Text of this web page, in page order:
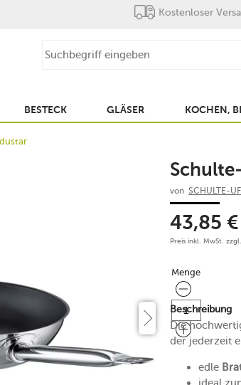
Kostenloser
BESTECK GLÄSER KOCHEN,
von SCHULTE-
43,85 €
Preis inkl. MwSt. zzgl.
Menge
Menge
Beschreibung
Die
der jederzeit
edle